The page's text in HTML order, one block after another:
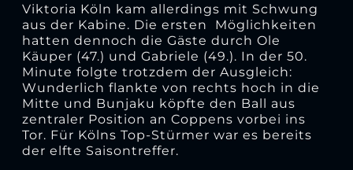
Viktoria Köln kam allerdings mit Schwung
aus der Kabine. Die ersten Möglichkeiten
hatten dennoch die Gäste durch Ole
Käuper (47.) und Gabriele (49.). In der 50.
Minute folgte trotzdem der Ausgleich:
Wunderlich flankte von rechts hoch in die
Mitte und Bunjaku köpfte den Ball aus
zentraler Position an Coppens vorbei ins
Tor. Für Kölns Top-Stürmer war es bereits
der elfte Saisontreffer.